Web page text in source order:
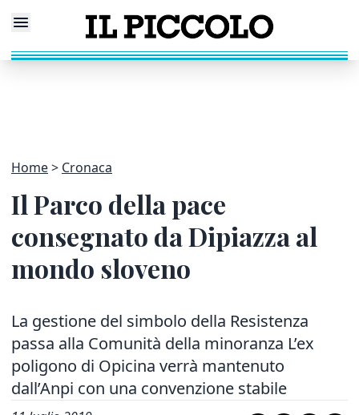
Home Cronaca
Il Parco della pace
consegnato da Dipiazza al
mondo sloveno
La gestione del simbolo della Resistenza
passa alla Comunità della minoranza L’ex
poligono di Opicina verrà mantenuto
dall’Anpi con una convenzione stabile